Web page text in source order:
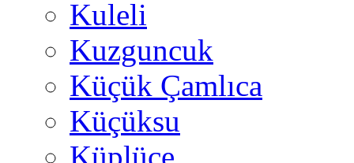
Kuleli
Kuzguncuk
Küçük Çamlıca
Küçüksu
Küplüce